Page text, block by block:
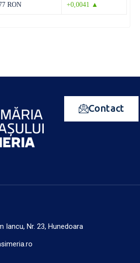
RON +0,0041 ▲
Contact
Iancu, Nr. 23, Hunedoara